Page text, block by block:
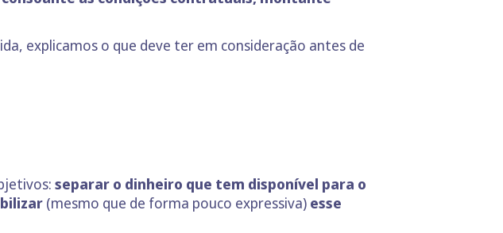
explicamos o que deve ter em consideração antes de
separar o dinheiro que tem disponível para o
(mesmo que de forma pouco expressiva) esse